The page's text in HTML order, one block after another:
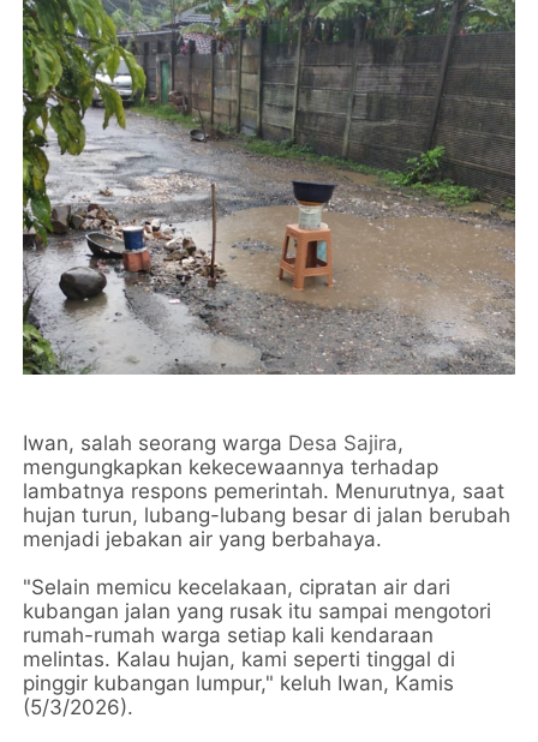
Iwan, salah seorang warga Desa Sajira,
mengungkapkan kekecewaannya terhadap
lambatnya respons pemerintah. Menurutnya, saat
hujan turun, lubang-lubang besar di jalan berubah
menjadi jebakan air yang berbahaya.
"Selain memicu kecelakaan, cipratan air dari
kubangan jalan yang rusak itu sampai mengotori
rumah-rumah warga setiap kali kendaraan
melintas. Kalau hujan, kami seperti tinggal di
pinggir kubangan lumpur," keluh Iwan, Kamis
(5/3/2026).